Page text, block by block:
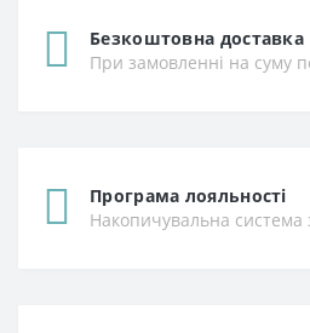
Безкоштовна доставка
При замовленні на суму
Програма лояльності
Накопичувальна система